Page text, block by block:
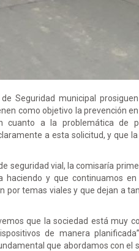
Seguridad municipal
como objetivo la prevención
cuanto a la problemática de
a esta solicitud, y que
seguridad vial, la comisaría
y que continuamos en
por temas viales y que dejan a
que la sociedad está muy
de manera
que abordamos con el